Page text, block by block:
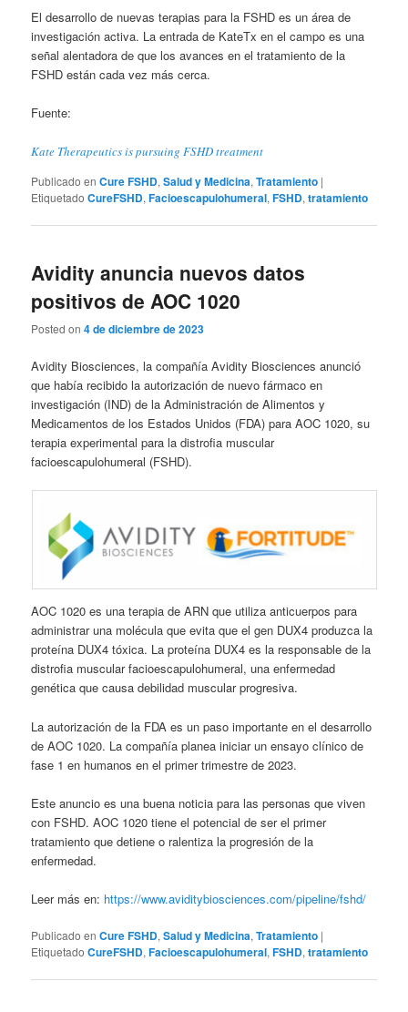
El desarrollo de nuevas terapias para la FSHD es un área de
investigación activa. La entrada de KateTx en el campo es una
señal alentadora de que los avances en el tratamiento de la
FSHD están cada vez más cerca.
Fuente:
Kate Therapeutics is pursuing FSHD treatment
Publicado en Cure FSHD,Salud y Medicina,Tratamiento |
Etiquetado CureFSHD,Facioescapulohumeral,FSHD,tratamiento
Avidity anuncia nuevos datos
positivos de AOC 1020
Posted on4 de diciembre de 2023
Avidity Biosciences, la compañía Avidity Biosciences anunció
que había recibido la autorización de nuevo fármaco en
investigación (IND) de la Administración de Alimentos y
Medicamentos de los Estados Unidos (FDA) para AOC 1020, su
terapia experimental para la distrofia muscular
facioescapulohumeral (FSHD).
AOC 1020 es una terapia de ARN que utiliza anticuerpos para
administrar una molécula que evita que el gen DUX4 produzca la
proteína DUX4 tóxica. La proteína DUX4 es la responsable de la
distrofia muscular facioescapulohumeral, una enfermedad
genética que causa debilidad muscular progresiva.
La autorización de la FDA es un paso importante en el desarrollo
de AOC 1020. La compañía planea iniciar un ensayo clínico de
fase 1 en humanos en el primer trimestre de 2023.
Este anuncio es una buena noticia para las personas que viven
con FSHD. AOC 1020 tiene el potencial de ser el primer
tratamiento que detiene o ralentiza la progresión de la
enfermedad.
Leer más en: https://www.aviditybiosciences.com/pipeline/fshd/
Publicado en Cure FSHD,Salud y Medicina,Tratamiento |
Etiquetado CureFSHD,Facioescapulohumeral,FSHD,tratamiento